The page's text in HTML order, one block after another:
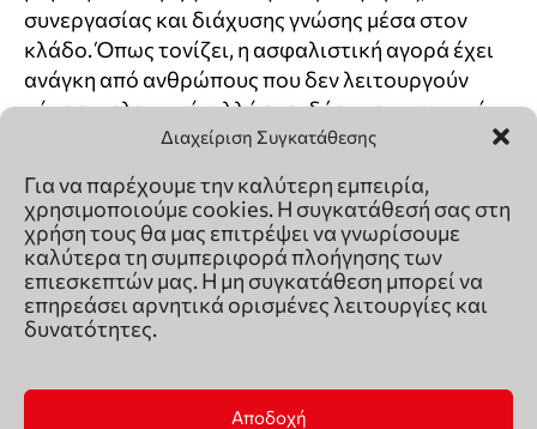
Διαχείριση Συγκατάθεσης
Για να παρέχουμε την καλύτερη εμπειρία,
χρησιμοποιούμε cookies. Η συγκατάθεσή σας στη
χρήση τους θα μας επιτρέψει να γνωρίσουμε
καλύτερα τη συμπεριφορά πλοήγησης των
επιεσκεπτών μας. Η μη συγκατάθεση μπορεί να
επηρεάσει αρνητικά ορισμένες λειτουργίες και
δυνατότητες.
Αποδοχή